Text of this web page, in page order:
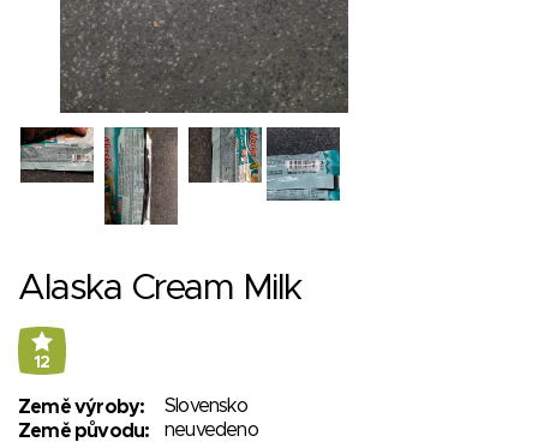
Alaska Cream Milk
12
Země výroby:
Slovensko
Země původu:
neuvedeno